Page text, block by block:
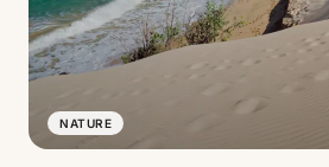
NATURE